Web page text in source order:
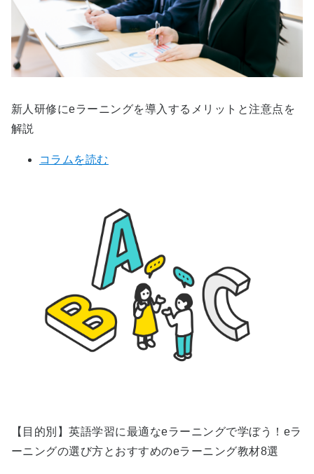
新人研修にeラーニングを導入するメリットと注意点を
解説
コラムを読む
【目的別】英語学習に最適なeラーニングで学ぼう！eラ
ーニングの選び方とおすすめのeラーニング教材8選